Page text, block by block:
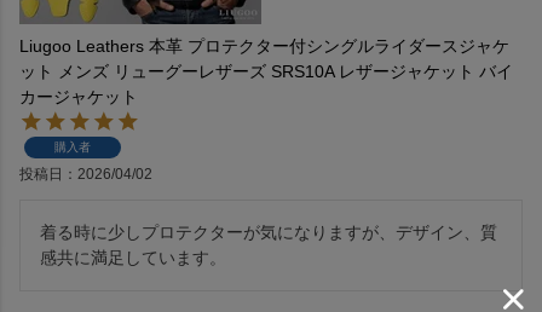
Liugoo Leathers 本革 プロテクター付シングルライダースジャケ
ット メンズ リューグーレザーズ SRS10A レザージャケット バイ
カージャケット
購入者
投稿日 2026/04/02
着る時に少しプロテクターが気になりますが、デザイン、質
感共に満足しています。